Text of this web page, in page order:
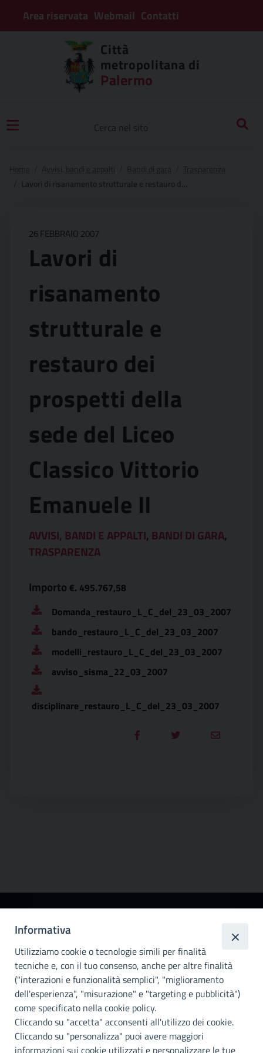
Area riservata Webmail Contatti
Città
metropolitana di
Palermo
26 FEBBRAIO 2007
Lavori di
risanamento
strutturale e
restauro dei
prospetti della
sede del Liceo
Classico Vittorio
Emanuele II
AVVISI, BANDI E APPALTI, BANDI DI GARA,
TRASPARENZA
Importo €. 495.767,58
Domanda_restauro_L_C_del_23_03_2007
bando_restauro_L_C_del_23_03_2007
modelli_restauro_L_C_del_23_03_2007
avviso_sisma_22_03_2007
disciplinare_restauro_L_C_del_23_03_2007
metropolitana di
Palermo
Info e contatti
Città Metropoliitana di Palermo
Via Maqueda, 100 - 90134 - Palermo
Cod. Fisc. 80021470820
PEC: cm.pa@cert.cittametropolitana.pa.it
Informativa
Utilizziamo cookie o tecnologie simili per finalità
tecniche e, con il tuo consenso, anche per altre finalità
("interazioni e funzionalità semplici", "miglioramento
dell'esperienza", "misurazione" e "targeting e pubblicità")
come specificato nella cookie policy.
Cliccando su "accetta" acconsenti all'utilizzo dei cookie.
Cliccando su "personalizza" puoi avere maggiori
informazioni sui cookie utilizzati e personalizzare le tue